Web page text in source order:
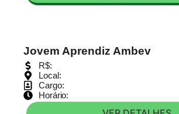
Jovem Aprendiz Ambev
R$:
Local:
Cargo:
Horário: